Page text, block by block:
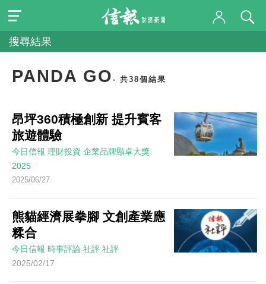
搜尋結果
PANDA GO - 共38個結果
昂坪360積極創新 提升賓客
旅遊體驗
今日信報 理財投資 企業品牌顯卓大獎
2025
2025/06/27
熊貓經濟展拳腳 文創產業應
糅合
今日信報 時事評論 社評 社評
2025/02/17